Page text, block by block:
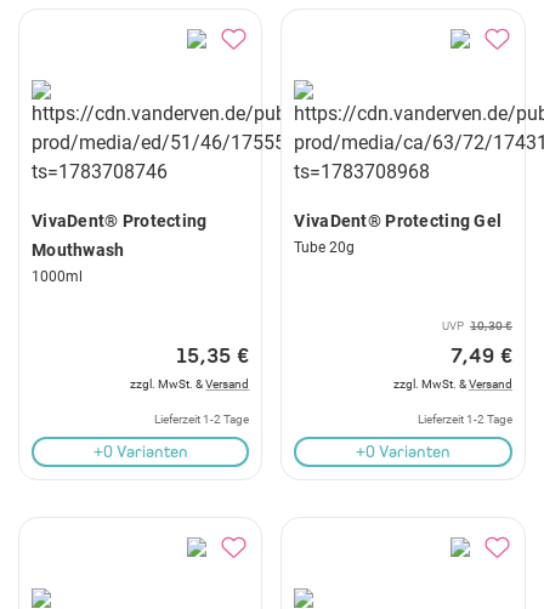
VivaDent® Protecting
Mouthwash
1000ml
15,35 €
zzgl. MwSt. &Versand
Lieferzeit 1-2 Tage
+0 Varianten
VivaDent® Protecting Gel
Tube 20g
UVP 10,30 €
7,49 €
zzgl. MwSt. &Versand
Lieferzeit 1-2 Tage
+0 Varianten